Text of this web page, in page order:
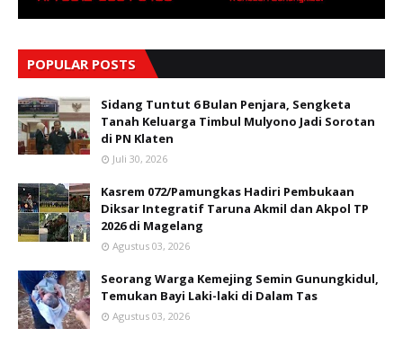
POPULAR POSTS
Sidang Tuntut 6 Bulan Penjara, Sengketa
Tanah Keluarga Timbul Mulyono Jadi Sorotan
di PN Klaten
Juli 30, 2026
Kasrem 072/Pamungkas Hadiri Pembukaan
Diksar Integratif Taruna Akmil dan Akpol TP
2026 di Magelang
Agustus 03, 2026
Seorang Warga Kemejing Semin Gunungkidul,
Temukan Bayi Laki-laki di Dalam Tas
Agustus 03, 2026